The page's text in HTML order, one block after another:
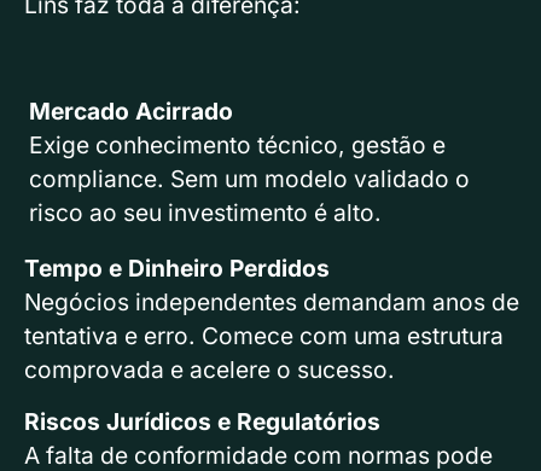
Mercado Acirrado
Exige conhecimento técnico, gestão e
compliance. Sem um modelo validado o
risco ao seu investimento é alto.
Tempo e Dinheiro Perdidos
Negócios independentes demandam anos de
tentativa e erro. Comece com uma estrutura
comprovada e acelere o sucesso.
Riscos Jurídicos e Regulatórios
A falta de conformidade com normas pode